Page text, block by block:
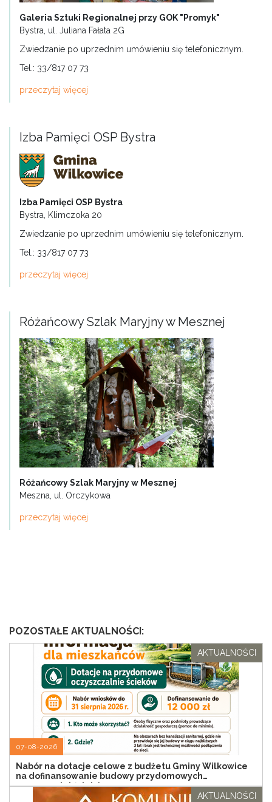
Galeria Sztuki Regionalnej przy GOK "Promyk"
Bystra, ul. Juliana Fałata 2G
Zwiedzanie po uprzednim umówieniu się telefonicznym.
Tel.: 33/817 07 73
przeczytaj więcej
Izba Pamięci OSP Bystra
Izba Pamięci OSP Bystra
Bystra, Klimczoka 20
Zwiedzanie po uprzednim umówieniu się telefonicznym.
Tel.: 33/817 07 73
przeczytaj więcej
Różańcowy Szlak Maryjny w Mesznej
Różańcowy Szlak Maryjny w Mesznej
Meszna, ul. Orczykowa
przeczytaj więcej
POZOSTAŁE AKTUALNOŚCI:
07-08-2026
Nabór na dotacje celowe z budżetu Gminy Wilkowice
na dofinansowanie budowy przydomowych
oczyszczalni ścieków
AKTUALNOŚCI
AKTUALNOŚCI